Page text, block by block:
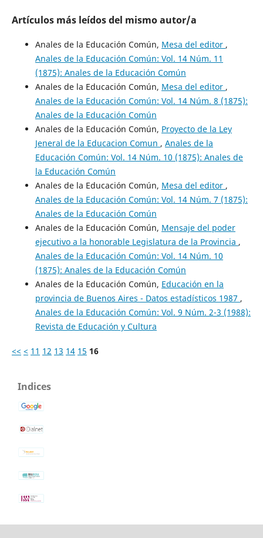
Artículos más leídos del mismo autor/a
Anales de la Educación Común, Mesa del editor ,
Anales de la Educación Común: Vol. 14 Núm. 11
(1875): Anales de la Educación Común
Anales de la Educación Común, Mesa del editor ,
Anales de la Educación Común: Vol. 14 Núm. 8 (1875):
Anales de la Educación Común
Anales de la Educación Común, Proyecto de la Ley
Jeneral de la Educacion Comun , Anales de la
Educación Común: Vol. 14 Núm. 10 (1875): Anales de
la Educación Común
Anales de la Educación Común, Mesa del editor ,
Anales de la Educación Común: Vol. 14 Núm. 7 (1875):
Anales de la Educación Común
Anales de la Educación Común, Mensaje del poder
ejecutivo a la honorable Legislatura de la Provincia ,
Anales de la Educación Común: Vol. 14 Núm. 10
(1875): Anales de la Educación Común
Anales de la Educación Común, Educación en la
provincia de Buenos Aires - Datos estadísticos 1987 ,
Anales de la Educación Común: Vol. 9 Núm. 2-3 (1988):
Revista de Educación y Cultura
<< < 11 12 13 14 15 16
Indices